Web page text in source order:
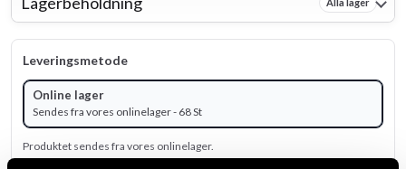
Alla lager
Leveringsmetode
Online lager
Sendes fra vores onlinelager - 68 St
Produktet sendes fra vores onlinelager.